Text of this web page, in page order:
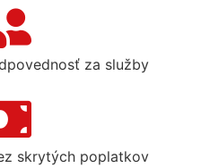
za služby
skrytých poplatkov